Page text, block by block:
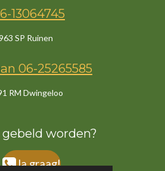
13064745
SP Ruinen
06-25265585
RM Dwingeloo
worden?
Ja graag!